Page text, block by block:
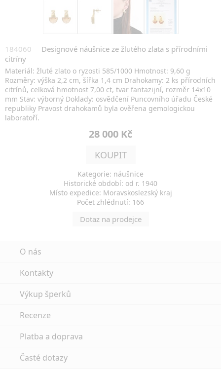
184060
Designové náušnice ze žlutého zlata s přírodními
citríny
Materiál: žluté zlato o ryzosti 585/1000 Hmotnost: 9,60 g
Rozměry: výška 2,2 cm, šířka 1,4 cm Drahokamy: 2 ks přírodních
citrínů, celková hmotnost 7,00 ct, tvar fantazijní, rozměr 14x10
mm Stav: výborný Doklady: osvědčení Puncovního úřadu České
republiky Pravost drahokamů byla ověřena gemologickou
laboratoří.
28 000 Kč
KOUPIT
Kategorie: náušnice
Historické období: od r. 1940
Místo expedice: Moravskoslezský kraj
Počet zhlédnutí: 166
Dotaz na prodejce
O nás
Kontakty
Výkup šperků
Recenze
Platba a doprava
Časté dotazy